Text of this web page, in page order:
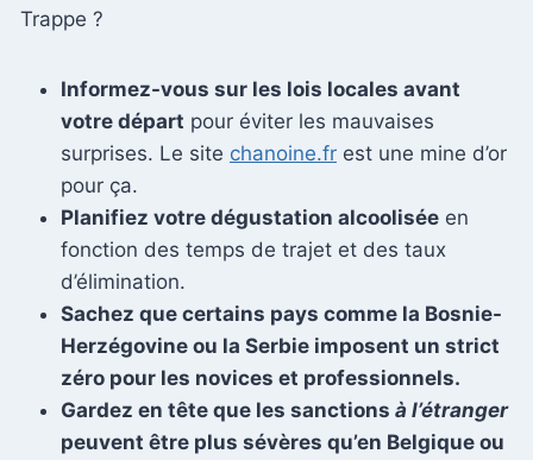
Trappe ?
Informez-vous sur les lois locales avant
votre départ pour éviter les mauvaises
surprises. Le site chanoine.fr est une mine d’or
pour ça.
Planifiez votre dégustation alcoolisée en
fonction des temps de trajet et des taux
d’élimination.
Sachez que certains pays comme la Bosnie-
Herzégovine ou la Serbie imposent un strict
zéro pour les novices et professionnels.
Gardez en tête que les sanctions à l’étranger
peuvent être plus sévères qu’en Belgique ou